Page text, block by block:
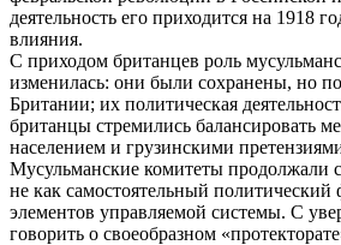
деятельность его приходится на 1918
влияния.
С приходом британцев роль
изменилась: они были сохранены, но
Британии; их политическая
британцы стремились балансировать
населением и грузинскими
Мусульманские комитеты продолжали
не как самостоятельный политический
элементов управляемой системы. С
говорить о своеобразном